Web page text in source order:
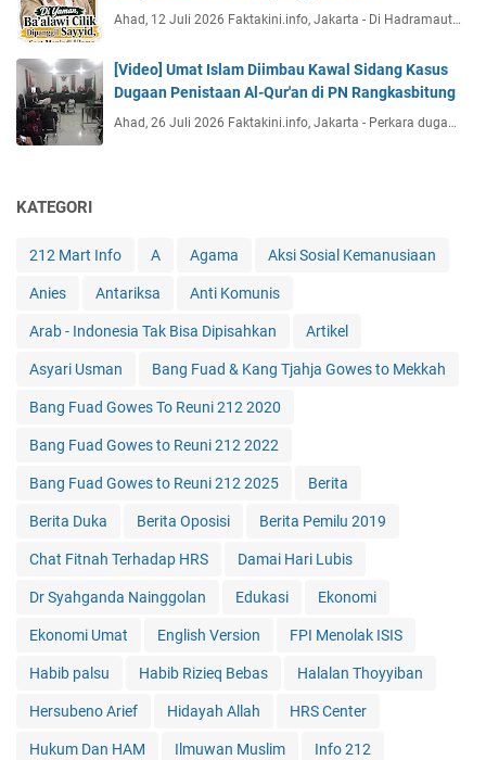
Ahad, 12 Juli 2026 Faktakini.info, Jakarta - Di Hadramaut…
[Video] Umat Islam Diimbau Kawal Sidang Kasus
Dugaan Penistaan Al-Qur'an di PN Rangkasbitung
Ahad, 26 Juli 2026 Faktakini.info, Jakarta - Perkara duga…
KATEGORI
212 Mart Info A Agama Aksi Sosial Kemanusiaan
Anies Antariksa Anti Komunis
Arab - Indonesia Tak Bisa Dipisahkan Artikel
Asyari Usman Bang Fuad & Kang Tjahja Gowes to Mekkah
Bang Fuad Gowes To Reuni 212 2020
Bang Fuad Gowes to Reuni 212 2022
Bang Fuad Gowes to Reuni 212 2025 Berita
Berita Duka Berita Oposisi Berita Pemilu 2019
Chat Fitnah Terhadap HRS Damai Hari Lubis
Dr Syahganda Nainggolan Edukasi Ekonomi
Ekonomi Umat English Version FPI Menolak ISIS
Habib palsu Habib Rizieq Bebas Halalan Thoyyiban
Hersubeno Arief Hidayah Allah HRS Center
Hukum Dan HAM Ilmuwan Muslim Info 212